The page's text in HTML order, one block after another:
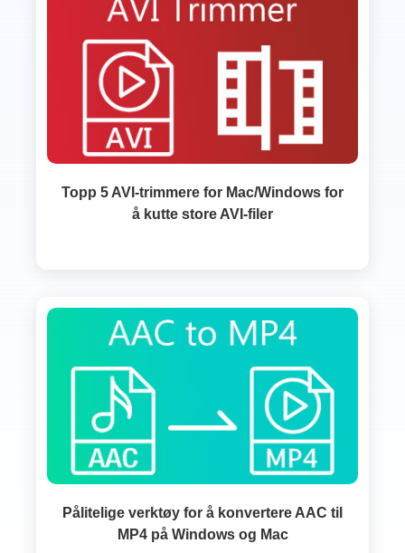
Topp 5 AVI-trimmere for Mac/Windows for
å kutte store AVI-filer
Pålitelige verktøy for å konvertere AAC til
MP4 på Windows og Mac